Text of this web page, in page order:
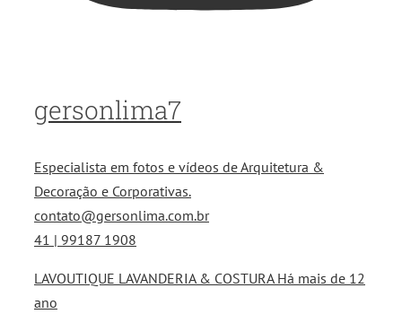
gersonlima7
Especialista em fotos e vídeos de Arquitetura &
Decoração e Corporativas.
contato@gersonlima.com.br
41 | 99187 1908
LAVOUTIQUE LAVANDERIA & COSTURA Há mais de 12
ano